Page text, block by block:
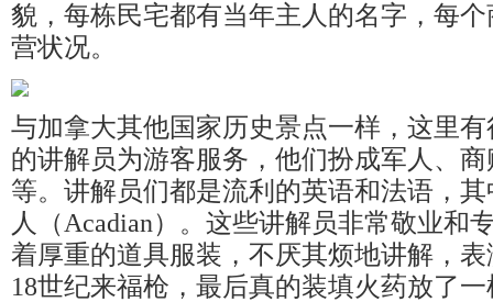
貌，每栋民宅都有当年主人的名字，每
营状况。
与加拿大其他国家历史景点一样，这里
的讲解员为游客服务，他们扮成军人、
等。讲解员们都是流利的英语和法语，
人（Acadian）。这些讲解员非常敬业和
着厚重的道具服装，不厌其烦地讲解，
18世纪来福枪，最后真的装填火药放了